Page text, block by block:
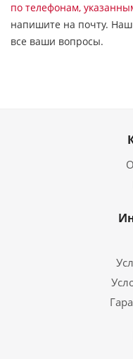
по телефонам,
напишите на почту.
все ваши вопросы.